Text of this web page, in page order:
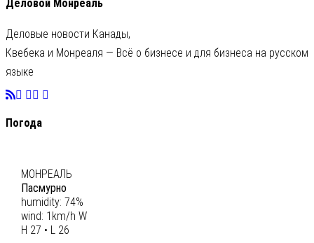
Деловой Монреаль
Деловые новости Канады,
Квебека и Монреаля — Всё о бизнесе и для бизнеса на русском
языке
Погода
МОНРЕАЛЬ
Пасмурно
humidity: 74%
wind: 1km/h W
H 27 • L 26